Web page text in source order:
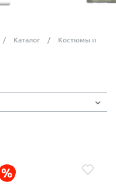
Каталог
Костюмы и